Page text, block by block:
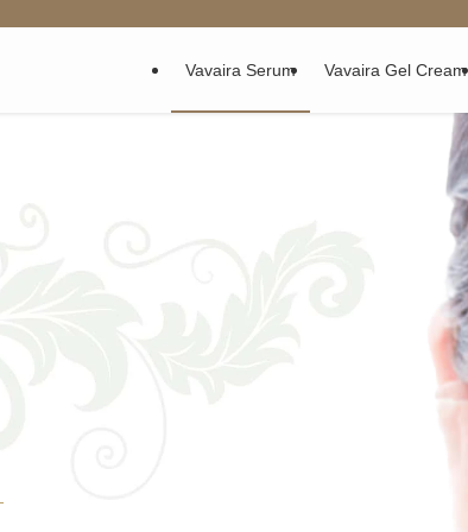
Vavaira Serum Vavaira Gel Cream